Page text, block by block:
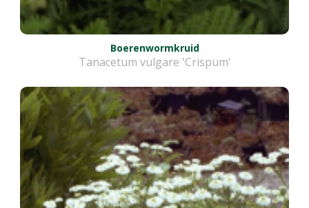
Boerenwormkruid
Tanacetum vulgare 'Crispum'